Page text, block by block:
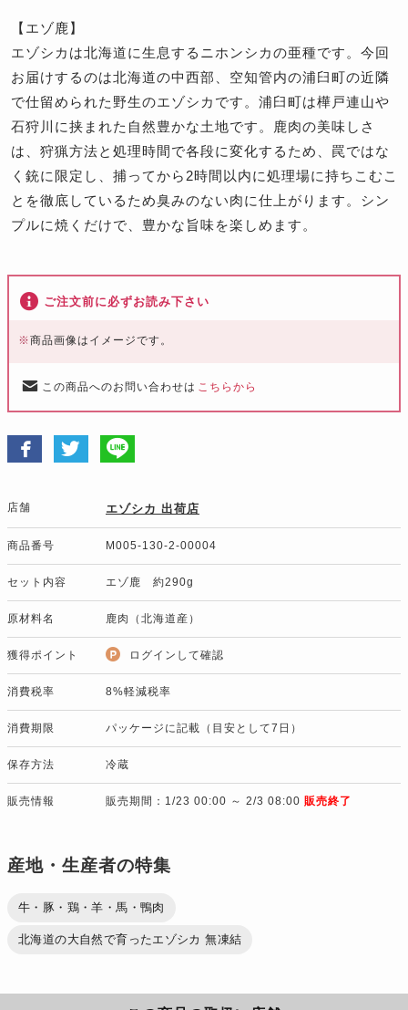
【エゾ鹿】
エゾシカは北海道に生息するニホンシカの亜種です。今回
お届けするのは北海道の中西部、空知管内の浦臼町の近隣
で仕留められた野生のエゾシカです。浦臼町は樺戸連山や
石狩川に挟まれた自然豊かな土地です。鹿肉の美味しさ
は、狩猟方法と処理時間で各段に変化するため、罠ではな
く銃に限定し、捕ってから2時間以内に処理場に持ちこむこ
とを徹底しているため臭みのない肉に仕上がります。シン
プルに焼くだけで、豊かな旨味を楽しめます。
ご注文前に必ずお読み下さい
※商品画像はイメージです。
この商品へのお問い合わせは こちらから
店舗 エゾシカ 出荷店
商品番号 M005-130-2-00004
セット内容 エゾ鹿 約290g
原材料名 鹿肉（北海道産）
獲得ポイント ログインして確認
消費税率 8%軽減税率
消費期限 パッケージに記載（目安として7日）
保存方法 冷蔵
販売情報 販売期間：1/23 00:00 ～ 2/3 08:00 販売終了
産地・生産者の特集
牛・豚・鶏・羊・馬・鴨肉
北海道の大自然で育ったエゾシカ 無凍結